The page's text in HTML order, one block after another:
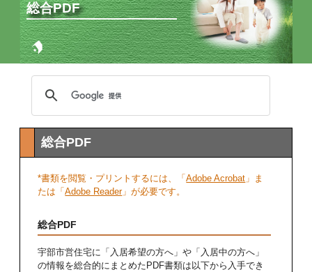
総合PDF
総合PDF
*書類を閲覧・プリントするには、「Adobe Acrobat 」ま
たは「Adobe Reader」が必要です。
総合PDF
宇部市営住宅に「入居希望の方へ」や「入居中の方へ」
の情報を総合的にまとめたPDF書類は以下から入手でき